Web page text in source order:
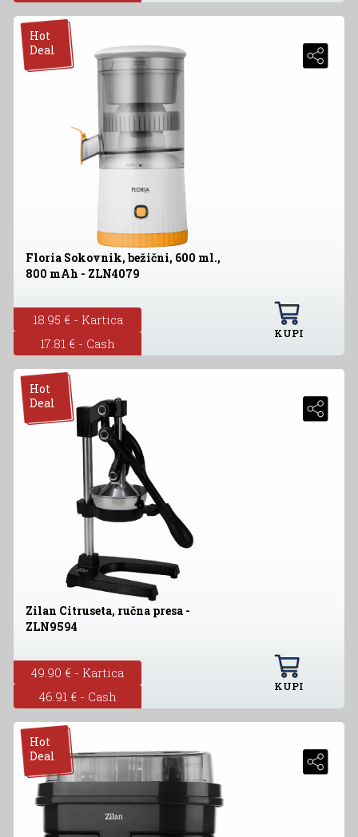
Hot
Deal
Floria Sokovnik, bežični, 600 ml.,
800 mAh - ZLN4079
18.95 € - Kartica
17.81 € - Cash
KUPI
Hot
Deal
Zilan Citruseta, ručna presa -
ZLN9594
49.90 € - Kartica
46.91 € - Cash
KUPI
Hot
Deal